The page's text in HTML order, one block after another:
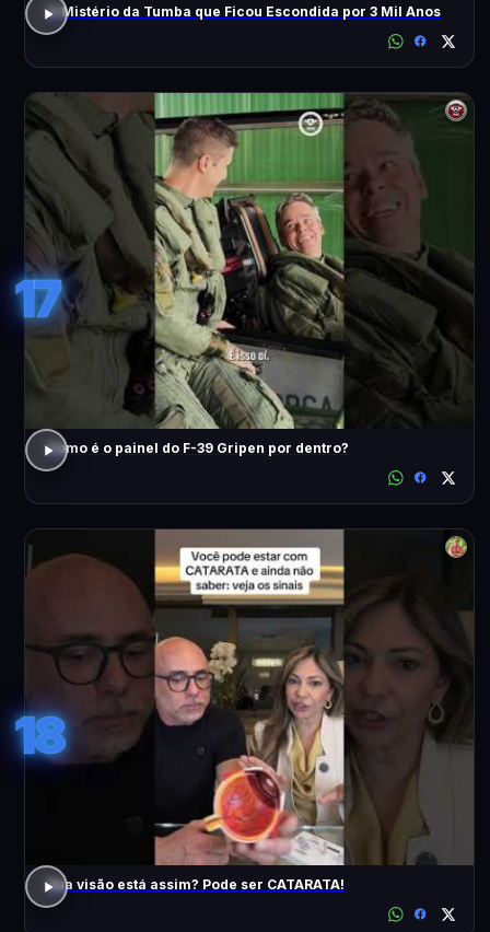
O Mistério da Tumba que Ficou Escondida por 3 Mil Anos
17
Como é o painel do F-39 Gripen por dentro?
18
Sua visão está assim? Pode ser CATARATA!